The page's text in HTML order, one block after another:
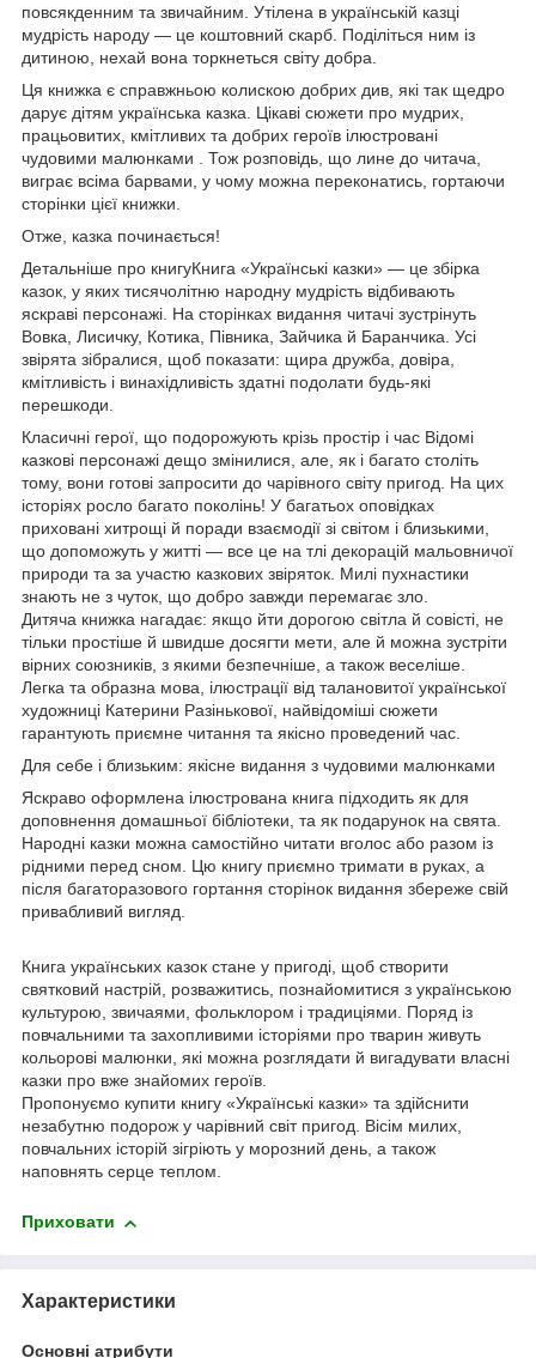
повсякденним та звичайним. Утілена в українській казці
мудрість народу — це коштовний скарб. Поділіться ним із
дитиною, нехай вона торкнеться світу добра.
Ця книжка є справжньою колискою добрих див, які так щедро
дарує дітям українська казка. Цікаві сюжети про мудрих,
працьовитих, кмітливих та добрих героїв ілюстровані
чудовими малюнками . Тож розповідь, що лине до читача,
виграє всіма барвами, у чому можна переконатись, гортаючи
сторінки цієї книжки.
Отже, казка починається!
Детальніше про книгуКнига «Українські казки» — це збірка
казок, у яких тисячолітню народну мудрість відбивають
яскраві персонажі. На сторінках видання читачі зустрінуть
Вовка, Лисичку, Котика, Півника, Зайчика й Баранчика. Усі
звірята зібралися, щоб показати: щира дружба, довіра,
кмітливість і винахідливість здатні подолати будь-які
перешкоди.
Класичні герої, що подорожують крізь простір і час Відомі
казкові персонажі дещо змінилися, але, як і багато століть
тому, вони готові запросити до чарівного світу пригод. На цих
історіях росло багато поколінь! У багатьох оповідках
приховані хитрощі й поради взаємодії зі світом і близькими,
що допоможуть у житті — все це на тлі декорацій мальовничої
природи та за участю казкових звіряток. Милі пухнастики
знають не з чуток, що добро завжди перемагає зло.
Дитяча книжка нагадає: якщо йти дорогою світла й совісті, не
тільки простіше й швидше досягти мети, але й можна зустріти
вірних союзників, з якими безпечніше, а також веселіше.
Легка та образна мова, ілюстрації від талановитої української
художниці Катерини Разінькової, найвідоміші сюжети
гарантують приємне читання та якісно проведений час.
Для себе і близьким: якісне видання з чудовими малюнками
Яскраво оформлена ілюстрована книга підходить як для
доповнення домашньої бібліотеки, та як подарунок на свята.
Народні казки можна самостійно читати вголос або разом із
рідними перед сном. Цю книгу приємно тримати в руках, а
після багаторазового гортання сторінок видання збереже свій
привабливий вигляд.
Книга українських казок стане у пригоді, щоб створити
святковий настрій, розважитись, познайомитися з українською
культурою, звичаями, фольклором і традиціями. Поряд із
повчальними та захопливими історіями про тварин живуть
кольорові малюнки, які можна розглядати й вигадувати власні
казки про вже знайомих героїв.
Пропонуємо купити книгу «Українські казки» та здійснити
незабутню подорож у чарівний світ пригод. Вісім милих,
повчальних історій зігріють у морозний день, а також
наповнять серце теплом.
Приховати
Характеристики
Основні атрибути